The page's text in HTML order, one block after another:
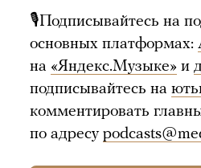
🎙Подписывайтесь на
основных платформах:
на «Яндекс.Музыке» и
подписывайтесь на
комментировать
по адресу